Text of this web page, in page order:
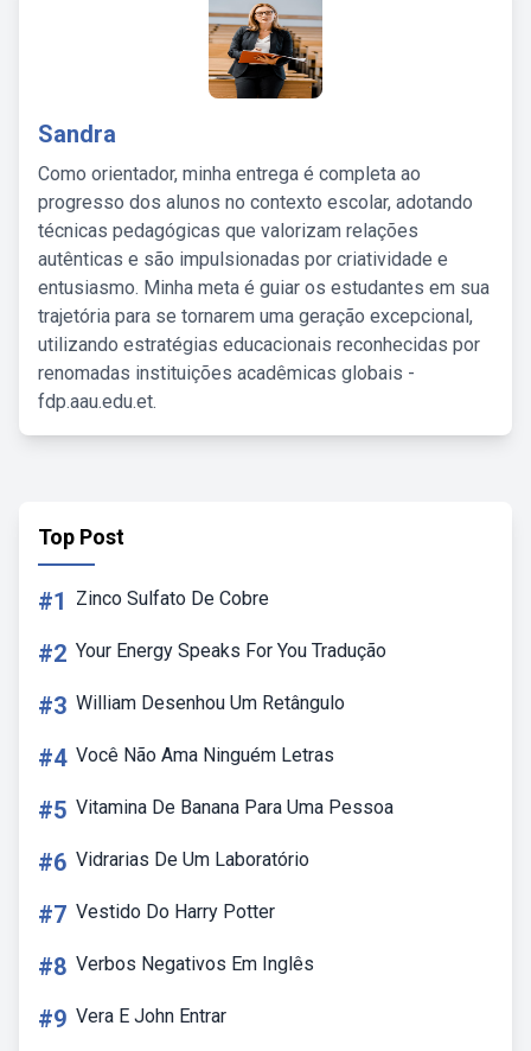
Sandra
Como orientador, minha entrega é completa ao
progresso dos alunos no contexto escolar, adotando
técnicas pedagógicas que valorizam relações
autênticas e são impulsionadas por criatividade e
entusiasmo. Minha meta é guiar os estudantes em sua
trajetória para se tornarem uma geração excepcional,
utilizando estratégias educacionais reconhecidas por
renomadas instituições acadêmicas globais -
fdp.aau.edu.et.
Top Post
#1 Zinco Sulfato De Cobre
#2 Your Energy Speaks For You Tradução
#3 William Desenhou Um Retângulo
#4 Você Não Ama Ninguém Letras
#5 Vitamina De Banana Para Uma Pessoa
#6 Vidrarias De Um Laboratório
#7 Vestido Do Harry Potter
#8 Verbos Negativos Em Inglês
#9 Vera E John Entrar